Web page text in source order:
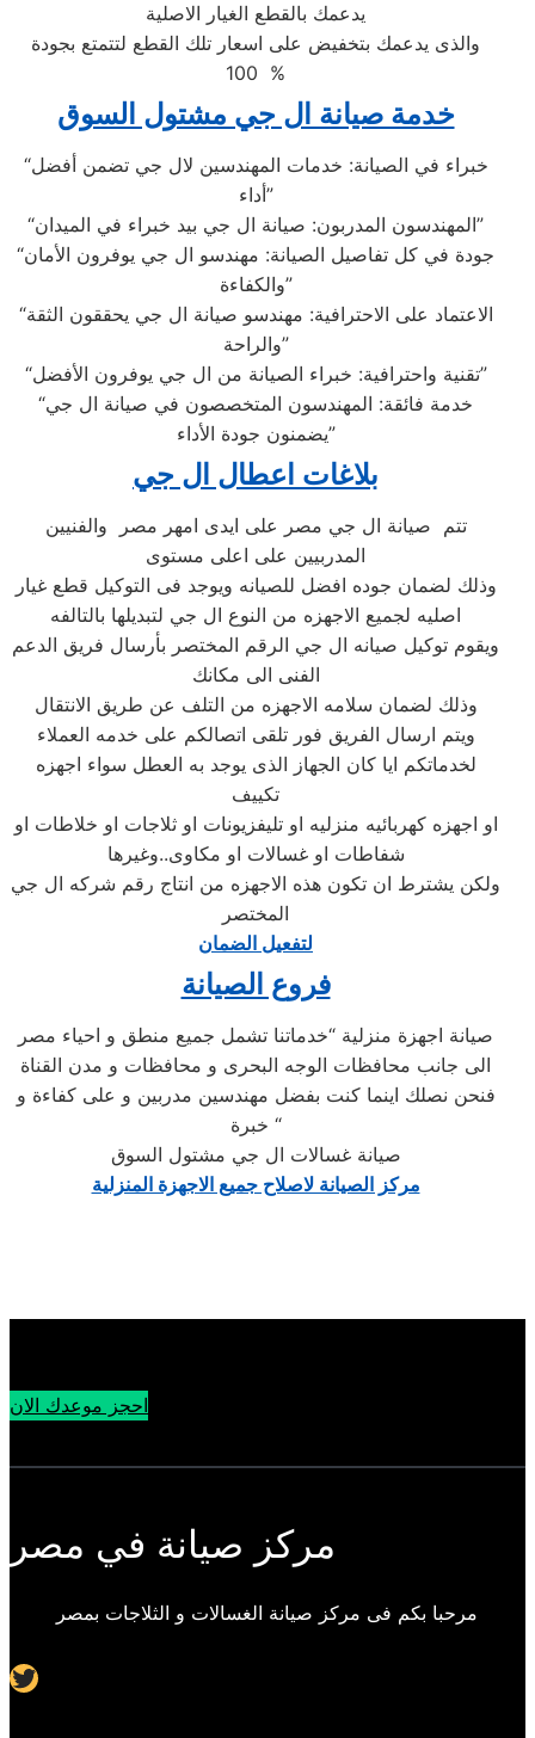
يدعمك بالقطع الغيار الاصلية
والذى يدعمك بتخفيض على اسعار تلك القطع لتتمتع بجودة
100 %
خدمة صيانة ال جي مشتول السوق
“خبراء في الصيانة: خدمات المهندسين لال جي تضمن أفضل
أداء”
“المهندسون المدربون: صيانة ال جي بيد خبراء في الميدان”
“جودة في كل تفاصيل الصيانة: مهندسو ال جي يوفرون الأمان
والكفاءة”
“الاعتماد على الاحترافية: مهندسو صيانة ال جي يحققون الثقة
والراحة”
“تقنية واحترافية: خبراء الصيانة من ال جي يوفرون الأفضل”
“خدمة فائقة: المهندسون المتخصصون في صيانة ال جي
يضمنون جودة الأداء”
بلاغات اعطال ال جي
تتم صيانة ال جي مصر على ايدى امهر مصر والفنيين
المدربيين على اعلى مستوى
وذلك لضمان جوده افضل للصيانه ويوجد فى التوكيل قطع غيار
اصليه لجميع الاجهزه من النوع ال جي لتبديلها بالتالفه
ويقوم توكيل صيانه ال جي الرقم المختصر بأرسال فريق الدعم
الفنى الى مكانك
وذلك لضمان سلامه الاجهزه من التلف عن طريق الانتقال
ويتم ارسال الفريق فور تلقى اتصالكم على خدمه العملاء
لخدماتكم ايا كان الجهاز الذى يوجد به العطل سواء اجهزه
تكييف
او اجهزه كهربائيه منزليه او تليفزيونات او ثلاجات او خلاطات او
شفاطات او غسالات او مكاوى..وغيرها
ولكن يشترط ان تكون هذه الاجهزه من انتاج رقم شركه ال جي
المختصر
لتفعيل الضمان
فروع الصيانة
صيانة اجهزة منزلية “خدماتنا تشمل جميع منطق و احياء مصر
الى جانب محافظات الوجه البحرى و محافظات و مدن القناة
فنحن نصلك اينما كنت بفضل مهندسين مدربين و على كفاءة و
خبرة “
صيانة غسالات ال جي مشتول السوق
مركز الصيانة لاصلاح جميع الاجهزة المنزلية
احجز موعدك الان
مركز صيانة في مصر
مرحبا بكم فى مركز صيانة الغسالات و الثلاجات بمصر
Twitter